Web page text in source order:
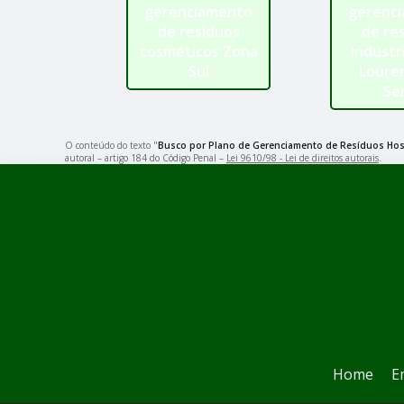
gerenciamento
de resíduos
cosméticos Zona
Sul
de
O conteúdo do texto "Busco por Plano de Gerenciamento de Resíduos
autoral – artigo 184 do Código Penal – Lei 9610/98 - Lei de direitos autorais.
Home